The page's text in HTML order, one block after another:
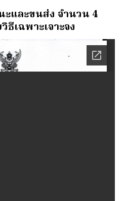
และขนส่ง จํานวน 4
ธีเฉพาะเจาะจง